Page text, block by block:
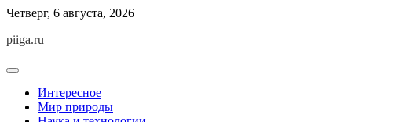
Skip
content
Четверг, 6 августа, 2026
piiga.ru
Интересное
Мир природы